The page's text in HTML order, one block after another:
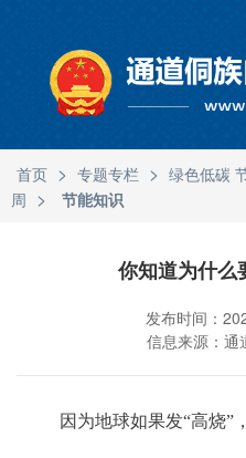
首页 > 专题专栏 > 绿色低碳
周 > 节能知识
你知道为什么
发布时间：
信息来源：通
因为地球如果发“高烧”